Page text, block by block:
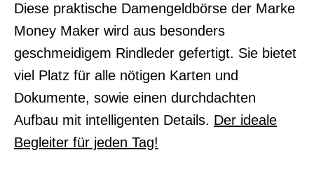
Diese praktische Damengeldbörse der Marke
Money Maker wird aus besonders
geschmeidigem Rindleder gefertigt. Sie bietet
viel Platz für alle nötigen Karten und
Dokumente, sowie einen durchdachten
Aufbau mit intelligenten Details. Der ideale
Begleiter für jeden Tag!